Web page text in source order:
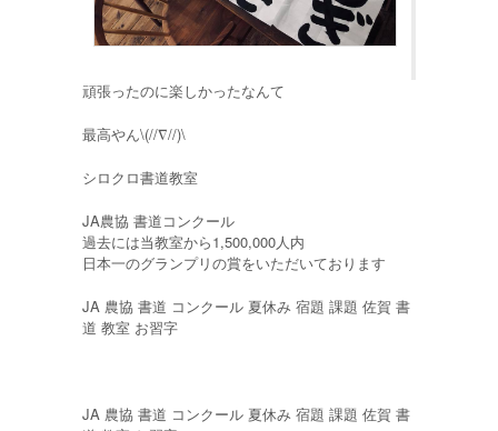
頑張ったのに楽しかったなんて
最高やん\(//∇//)\
シロクロ書道教室
JA農協 書道コンクール
過去には当教室から1,500,000人内
日本一のグランプリの賞をいただいております
JA 農協 書道 コンクール 夏休み 宿題 課題 佐賀 書
道 教室 お習字
JA 農協 書道 コンクール 夏休み 宿題 課題 佐賀 書